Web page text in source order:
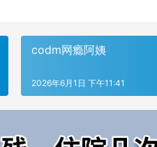
codm网瘾阿姨
2026年6月1日 下午11:41